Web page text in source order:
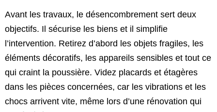
Avant les travaux, le désencombrement sert deux
objectifs. Il sécurise les biens et il simplifie
l’intervention. Retirez d’abord les objets fragiles, les
éléments décoratifs, les appareils sensibles et tout ce
qui craint la poussière. Videz placards et étagères
dans les pièces concernées, car les vibrations et les
chocs arrivent vite, même lors d’une rénovation qui